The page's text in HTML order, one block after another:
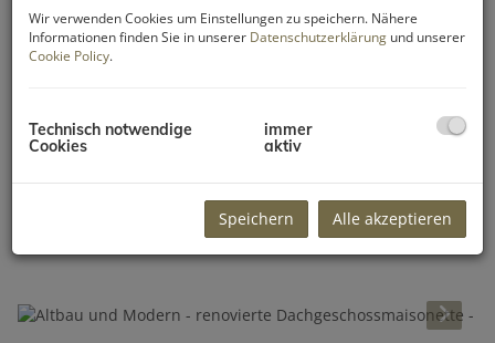
Wir verwenden Cookies um Einstellungen zu speichern. Nähere
Informationen finden Sie in unserer Datenschutzerklärung und unserer
Cookie Policy.
Technisch notwendige
Cookies
immer
aktiv
Speichern Alle akzeptieren